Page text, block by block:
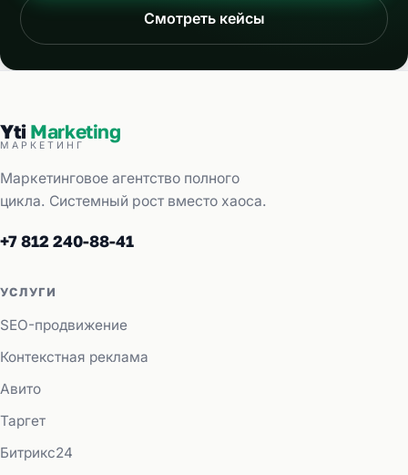
Смотреть кейсы
YtiMarketing
МАРКЕТИНГ
Маркетинговое агентство полного
цикла. Системный рост вместо хаоса.
+7 812 240-88-41
УСЛУГИ
SEO-продвижение
Контекстная реклама
Авито
Таргет
Битрикс24